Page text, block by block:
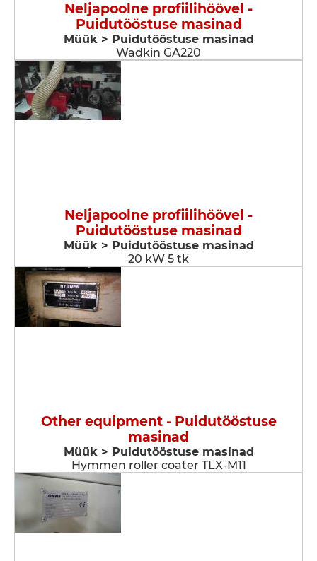
Neljapoolne profiilihöövel -
Puidutööstuse masinad
Müük > Puidutööstuse masinad
Wadkin GA220
Neljapoolne profiilihöövel -
Puidutööstuse masinad
Müük > Puidutööstuse masinad
20 kW 5 tk
Other equipment - Puidutööstuse
masinad
Müük > Puidutööstuse masinad
Hymmen roller coater TLX-M11